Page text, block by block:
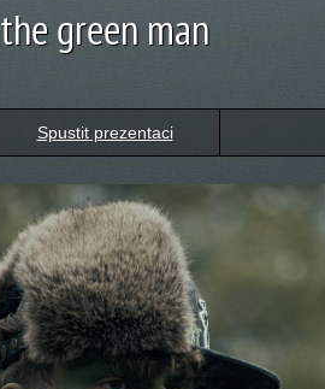
the green man
Spustit prezentaci